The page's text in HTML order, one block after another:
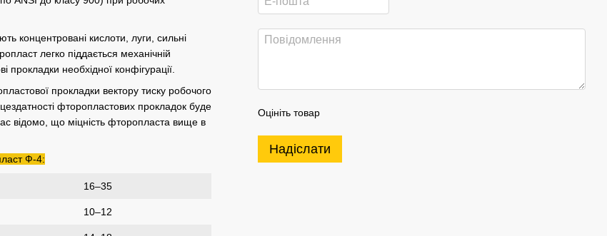
концентровані кислоти, луги, сильні
легко піддається механічній
прокладки необхідної конфігурації.
прокладки вектору тиску робочого
фторопластових прокладок буде
відомо, що міцність фторопласта вище в
Ф-4:
16–35
10–12
Оцініть товар
Надіслати